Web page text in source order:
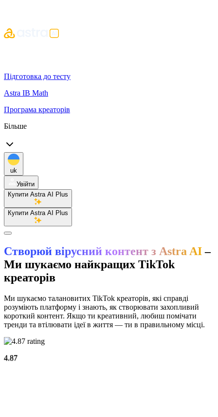
Підготовка до тесту
Astra IB Math
Програма креаторів
Більше
uk
Увійти
Купити Astra AI Plus
Купити Astra AI Plus
Створюй вірусний контент з Astra AI–
Ми шукаємо найкращих TikTok
креаторів
Ми шукаємо талановитих TikTok креаторів, які справді
розуміють платформу і знають, як створювати захопливий
короткий контент. Якщо ти креативний, любиш помічати
тренди та втілювати ідеї в життя — ти в правильному місці.
4.87